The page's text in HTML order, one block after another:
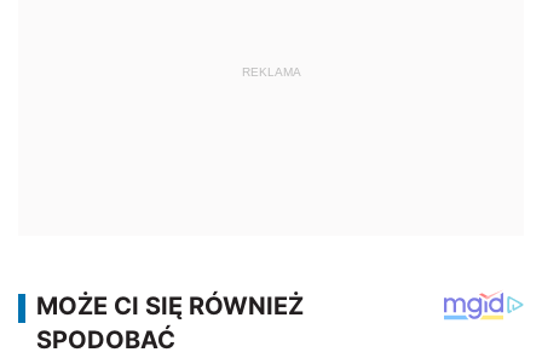
REKLAMA